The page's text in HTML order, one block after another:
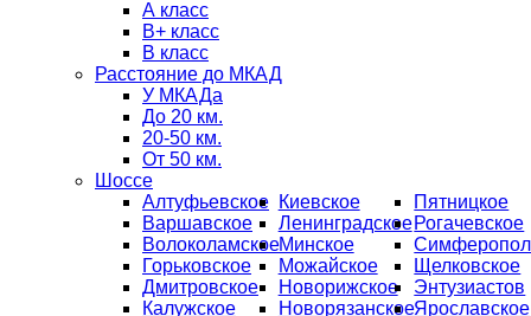
А класс
B+ класс
В класс
Расстояние до МКАД
У МКАДа
До 20 км.
20-50 км.
От 50 км.
Шоссе
Алтуфьевское
Варшавское
Волоколамское
Горьковское
Дмитровское
Калужское
Киевское
Ленинградское
Минское
Можайское
Новорижское
Новорязанское
Пятницкое
Рогачевское
Щелковское
Энтузиастов
Ярославское